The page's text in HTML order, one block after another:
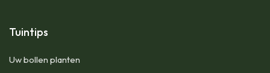
Tuintips
Uw bollen planten